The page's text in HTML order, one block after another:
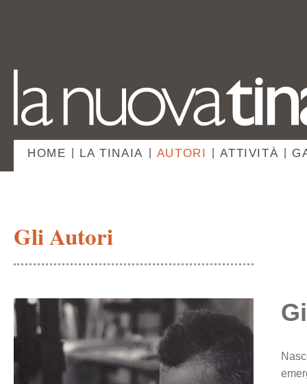
HOME LA TINAIA AUTORI ATTIVITÀ
Gli Autori